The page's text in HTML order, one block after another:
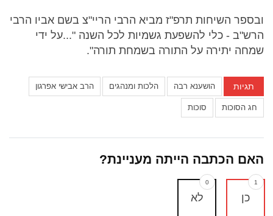
ובספר השיחות תרפ"ז מביא הרבי הריי"צ בשם אביו הרבי
הרש"ב - כלי להשפעת גשמיות לכל השנה "...על ידי
שמחה יתירה על התורה בשמחת תורה".
תגיות הושענא רבה הלכות ומנהגים הרב אבישי אפרגון
חג הסוכות סוכות
האם הכתבה הייתה מעניינת?
כן
1
לא
0